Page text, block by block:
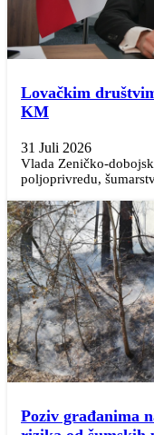
Lovačkim
KM
31 Juli 2026
Vlada Zeničko-
poljoprivredu,
Poziv građanima